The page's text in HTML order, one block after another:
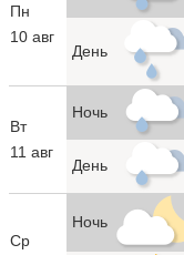
Пн
10 авг
День
Вт
11 авг
Ночь
День
Ср
Ночь